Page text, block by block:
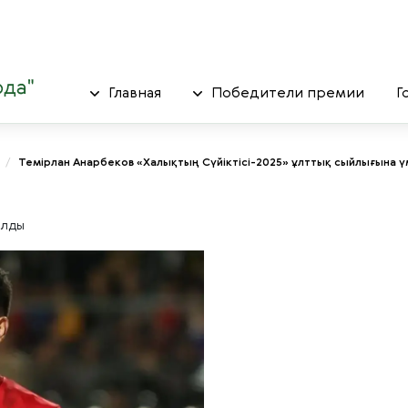
Главная Победители премии
/ Темірлан Анарбеков «Халықтың Сүйіктісі-2025» ұлттық сыйлығына